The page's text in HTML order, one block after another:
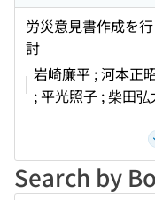
労災意見書作成を
討
岩崎廉平 ; 河本正
; 平光照子 ; 柴田
Search by